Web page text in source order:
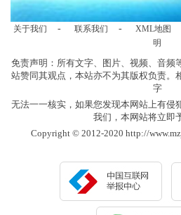
关于我们 - 联系我们 - XML地图
明
免责声明：所有文字、图片、视频、音频
站赞同其观点，本站亦不为其版权负责。
字
无法一一核实，如果您发现本网站上有侵
我们，本网站将立即
Copyright © 2012-2020 http://